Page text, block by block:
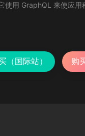
用 GraphQL 来使应用
（国际站） 购